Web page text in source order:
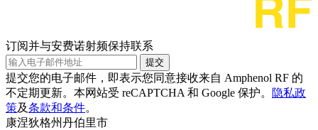
订阅并与安费诺射频保持联系
提交
提交您的电子邮件，即表示您同意接收来自 Amphenol RF 的
不定期更新。本网站受 reCAPTCHA 和 Google 保护。
隐私政
策及条款和条件。
康涅狄格州丹伯里市